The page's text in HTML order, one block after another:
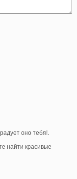
оно тебя!.
найти красивые